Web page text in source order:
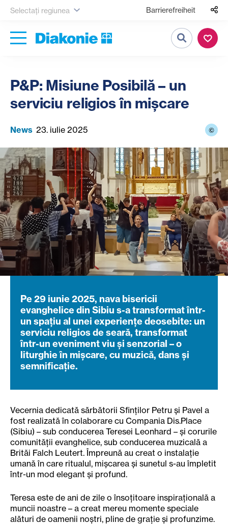
Selectați regiunea Barrierefreiheit
Căutare
P&P: Misiune Posibilă – un
serviciu religios în mișcare
News 23. iulie 2025 ©
Pe 29 iunie 2025, nava bisericii
evanghelice din Sibiu s-a transformat într-
un spațiu al unei experiențe deosebite: un
serviciu religios de seară, transformat
într-un eveniment viu și senzorial – o
liturghie în mișcare, cu muzică, dans și
semnificație.
Vecernia dedicată sărbătorii Sfinților Petru și Pavel a
fost realizată în colaborare cu Compania Dis.Place
(Sibiu) – sub conducerea Teresei Leonhard – și corurile
comunității evanghelice, sub conducerea muzicală a
Brităi Falch Leutert. Împreună au creat o instalație
umană în care ritualul, mișcarea și sunetul s-au împletit
într-un mod elegant și profund.
Teresa este de ani de zile o însoțitoare inspirațională a
muncii noastre – a creat mereu momente speciale
alături de oamenii noștri, pline de grație și profunzime.